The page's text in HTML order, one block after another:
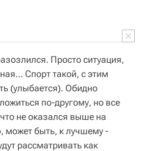
Просто ситуация,
Спорт такой, с этим
(улыбается). Обидно
по-другому, но все
что не оказался выше на
может быть, к лучшему -
рассматривать как